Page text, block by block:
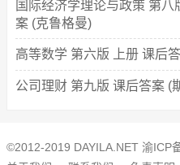
国际经济学理论与政策 第
案 (克鲁格曼)
高等数学 第六版 上册 课后
公司理财 第九版 课后答案 (
©2012-2019 DAYILA.NET 渝ICP